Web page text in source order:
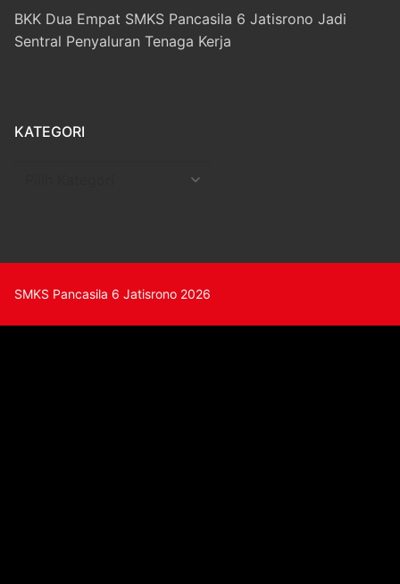
BKK Dua Empat SMKS Pancasila 6 Jatisrono Jadi
Sentral Penyaluran Tenaga Kerja
KATEGORI
SMKS Pancasila 6 Jatisrono 2026